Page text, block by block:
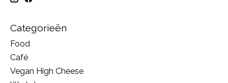
Categorieën
Food
Café
Vegan High Cheese